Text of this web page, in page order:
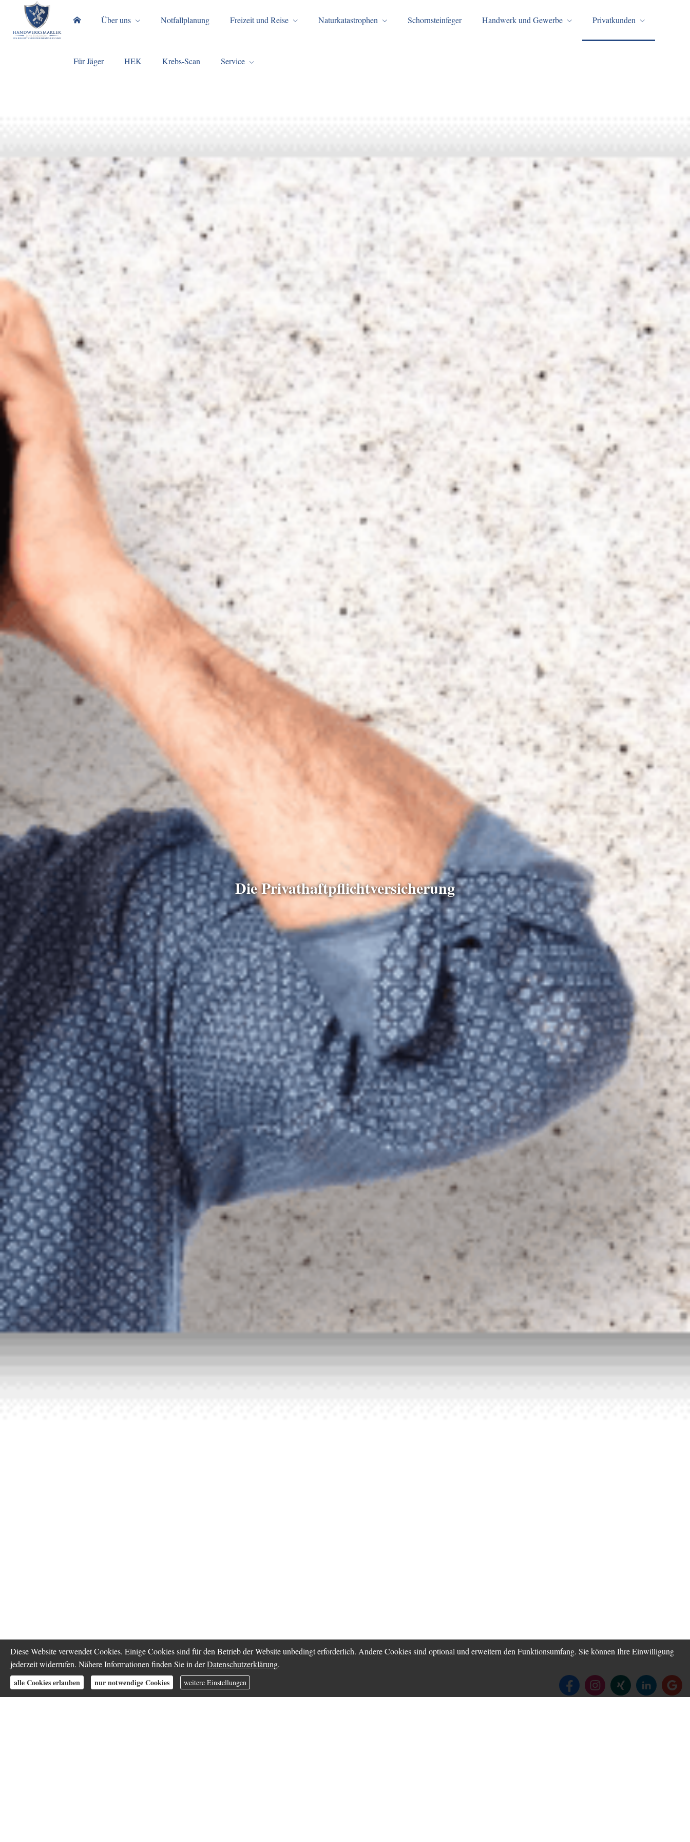
Über uns Notfallplanung Freizeit und Reise Naturkatastrophen Schornsteinfeger Handwerk und Gewerbe Privatkunden
Für Jäger HEK Krebs-Scan Service
Die Privathaftpflichtversicherung
Diese Website verwendet Cookies. Einige Cookies sind für den Betrieb der Website unbedingt erforderlich. Andere Cookies sind optional und erweitern den Funktionsumfang. Sie können Ihre Einwilligung
jederzeit widerrufen. Nähere Informationen finden Sie in derDatenschutzerklärung.
alle Cookies erlauben
nur notwendige Cookies weitere Einstellungen